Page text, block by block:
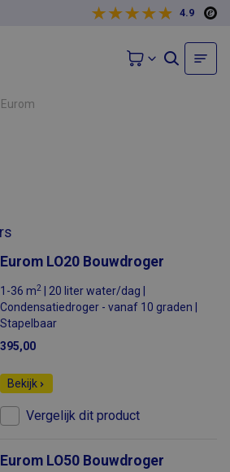
4.9
Eurom
Eurom LO20 Bouwdroger
1-36 m2
| 20 liter water/dag |
Condensatiedroger - vanaf 10 graden |
Stapelbaar
395,00
Bekijk
Vergelijk dit product
Eurom LO50 Bouwdroger